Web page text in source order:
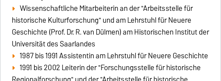
Wissenschaftliche Mitarbeiterin an der "Arbeitsstelle für
historische Kulturforschung" und am Lehrstuhl für Neuere
Geschichte (Prof. Dr. R. van Dülmen) am Historischen Institut der
Universität des Saarlandes
1987 bis 1991 Assistentin am Lehrstuhl für Neuere Geschichte
1991 bis 2002 Leiterin der "Forschungsstelle für historische